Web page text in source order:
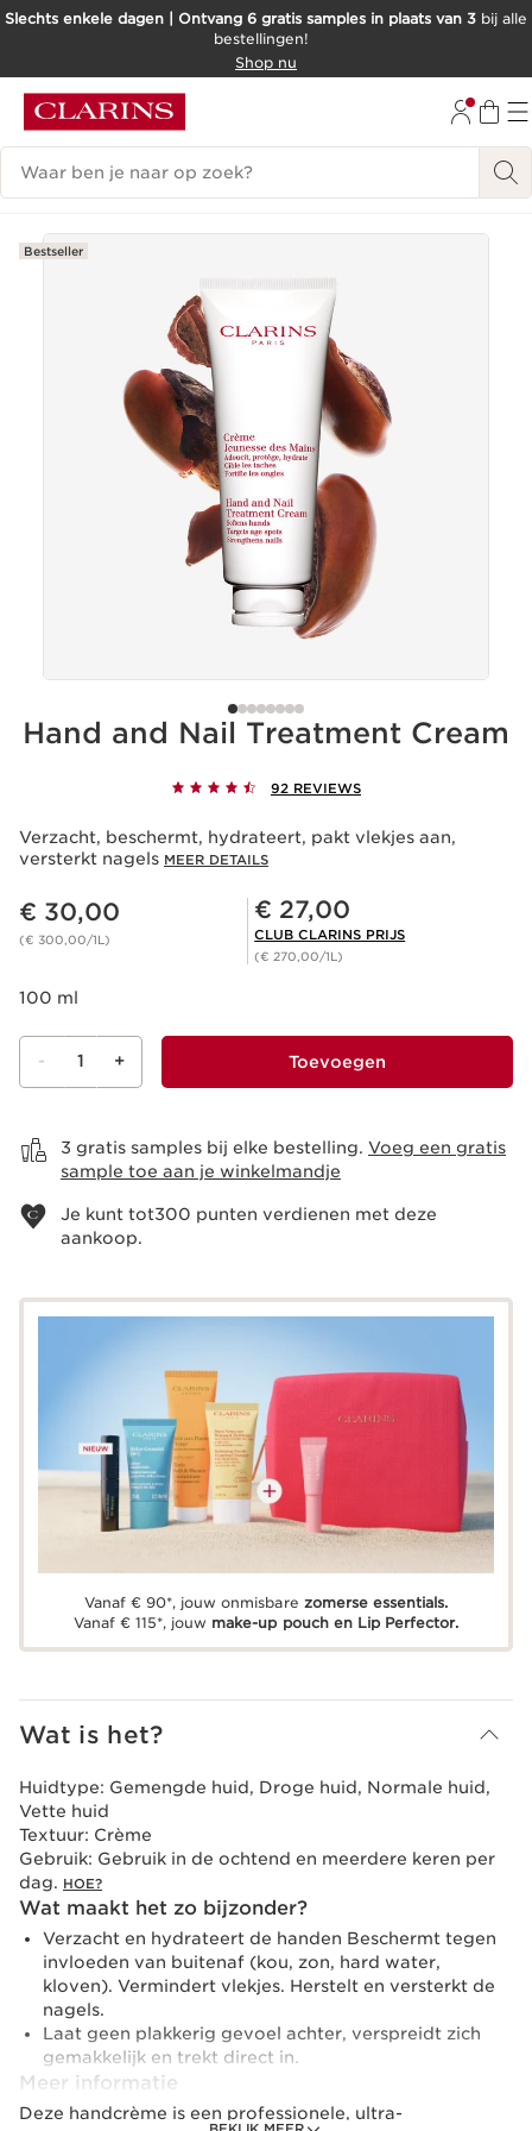
DOORGAAN NAAR INHOUD
Slechts enkele dagen | Ontvang 6 gratis samples in plaats van 3 bij alle
bestellingen!
Shop nu
Zoekgeschiedenis
Bestseller
Hand and Nail Treatment Cream
92 REVIEWS
Verzacht, beschermt, hydrateert, pakt vlekjes aan,
versterkt nagels MEER DETAILS
Dit is nu de prijs € 30,00
€ 30,00
(€ 300,00/1L)
Club Clarins Prijs € 27,00
€ 27,00
CLUB CLARINS PRIJS
(€ 270,00/1L)
100 ml
- 1 + Toevoegen
3 gratis samples bij elke bestelling. Voeg een gratis
sample toe aan je winkelmandje
Je kunt tot300 punten verdienen met deze
aankoop.
Vanaf € 90*, jouw onmisbare zomerse essentials.
Vanaf € 115*, jouw make-up pouch en Lip Perfector.
Wat is het?
Huidtype: Gemengde huid, Droge huid, Normale huid,
Vette huid
Textuur: Crème
Gebruik: Gebruik in de ochtend en meerdere keren per
dag. HOE?
Wat maakt het zo bijzonder?
Verzacht en hydrateert de handen Beschermt tegen
invloeden van buitenaf (kou, zon, hard water,
kloven). Vermindert vlekjes. Herstelt en versterkt de
nagels.
Laat geen plakkerig gevoel achter, verspreidt zich
gemakkelijk en trekt direct in.
Meer informatie
Deze handcrème is een professionele, ultra-